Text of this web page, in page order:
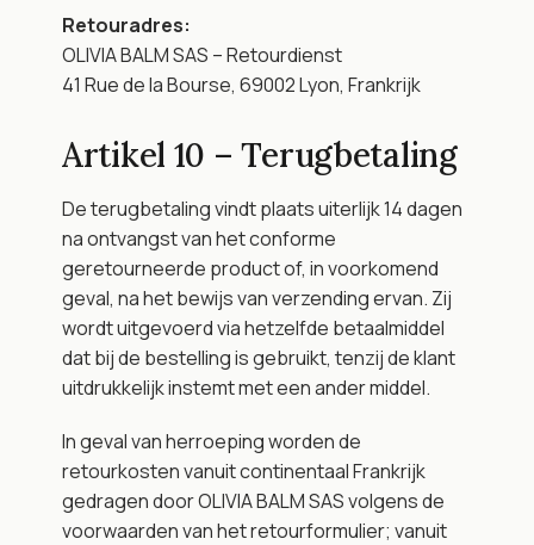
Retouradres:
OLIVIA BALM SAS – Retourdienst
41 Rue de la Bourse, 69002 Lyon, Frankrijk
Artikel 10 – Terugbetaling
De terugbetaling vindt plaats uiterlijk 14 dagen
na ontvangst van het conforme
geretourneerde product of, in voorkomend
geval, na het bewijs van verzending ervan. Zij
wordt uitgevoerd via hetzelfde betaalmiddel
dat bij de bestelling is gebruikt, tenzij de klant
uitdrukkelijk instemt met een ander middel.
In geval van herroeping worden de
retourkosten vanuit continentaal Frankrijk
gedragen door OLIVIA BALM SAS volgens de
voorwaarden van het retourformulier; vanuit